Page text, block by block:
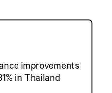
improvements
in Thailand